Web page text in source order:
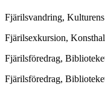
Fjärilsvandring,
Fjärilsexkursion,
Fjärilsföredrag,
Fjärilsföredrag,